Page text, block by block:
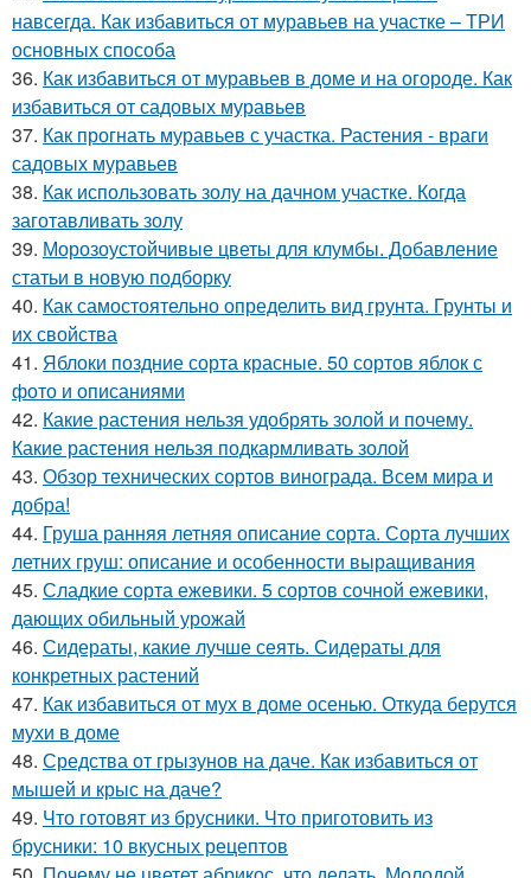
навсегда. Как избавиться от муравьев на участке – ТРИ
основных способа
36. Как избавиться от муравьев в доме и на огороде. Как
избавиться от садовых муравьев
37. Как прогнать муравьев с участка. Растения - враги
садовых муравьев
38. Как использовать золу на дачном участке. Когда
заготавливать золу
39. Морозоустойчивые цветы для клумбы. Добавление
статьи в новую подборку
40. Как самостоятельно определить вид грунта. Грунты и
их свойства
41. Яблоки поздние сорта красные. 50 сортов яблок с
фото и описаниями
42. Какие растения нельзя удобрять золой и почему.
Какие растения нельзя подкармливать золой
43. Обзор технических сортов винограда. Всем мира и
добра!
44. Груша ранняя летняя описание сорта. Сорта лучших
летних груш: описание и особенности выращивания
45. Сладкие сорта ежевики. 5 сортов сочной ежевики,
дающих обильный урожай
46. Сидераты, какие лучше сеять. Сидераты для
конкретных растений
47. Как избавиться от мух в доме осенью. Откуда берутся
мухи в доме
48. Средства от грызунов на даче. Как избавиться от
мышей и крыс на даче?
49. Что готовят из брусники. Что приготовить из
брусники: 10 вкусных рецептов